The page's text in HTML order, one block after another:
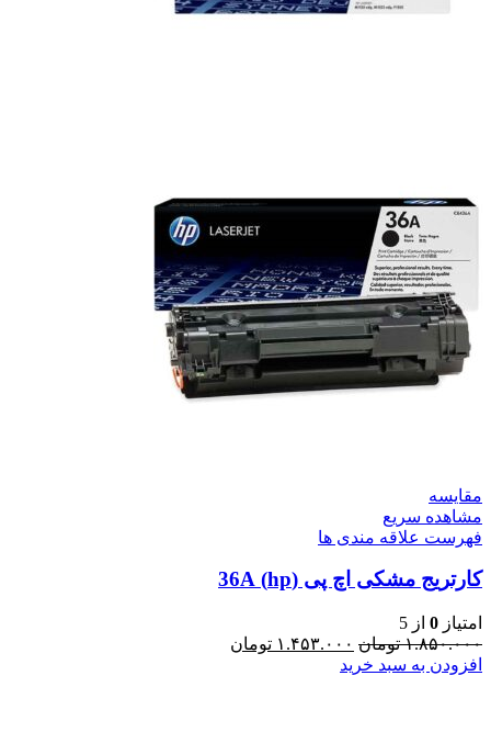
مقایسه
مشاهده سریع
فهرست علاقه مندی ها
کارتریج مشکی اچ پی (hp) 36A
امتیاز 0 از 5
۱.۸۵۰.۰۰۰ تومان ۱.۴۵۳.۰۰۰ تومان
افزودن به سبد خرید